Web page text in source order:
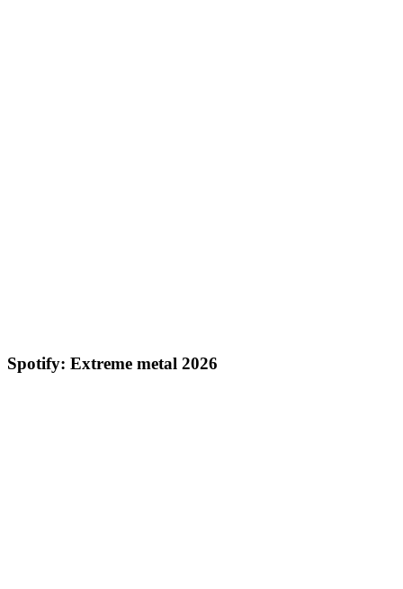
Spotify: Extreme metal 2026